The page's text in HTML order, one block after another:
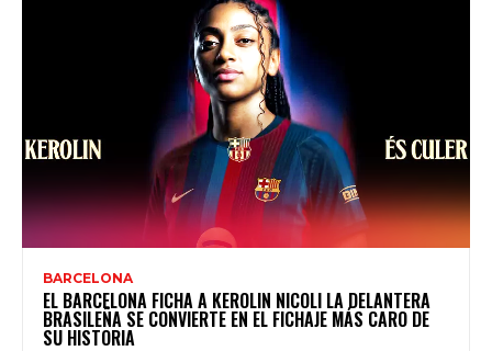
BARCELONA
EL BARCELONA FICHA A KEROLIN NICOLI LA DELANTERA
BRASILEÑA SE CONVIERTE EN EL FICHAJE MÁS CARO DE
SU HISTORIA